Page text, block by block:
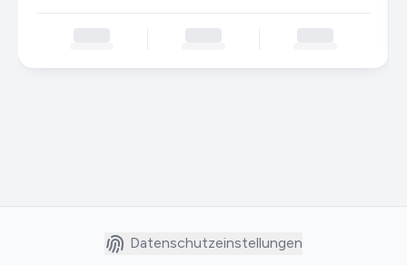
Datenschutzeinstellungen